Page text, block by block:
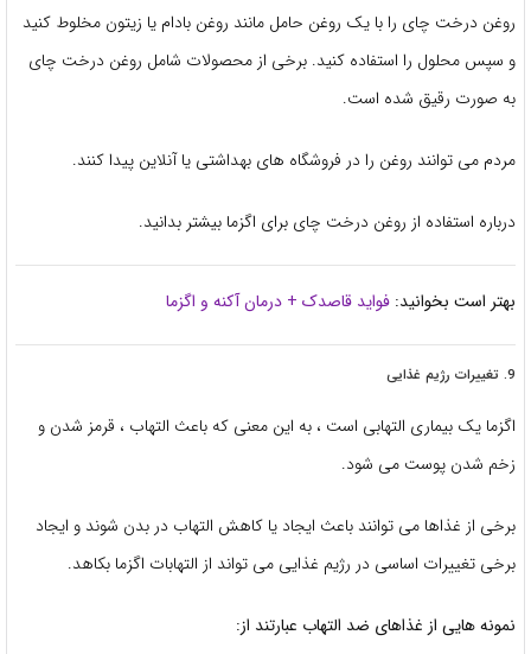
روغن درخت چای را با یک روغن حامل مانند روغن بادام یا زیتون مخلوط کنید
و سپس محلول را استفاده کنید. برخی از محصولات شامل روغن درخت چای
به صورت رقیق شده است.
مردم می توانند روغن را در فروشگاه های بهداشتی یا آنلاین پیدا کنند.
درباره استفاده از روغن درخت چای برای اگزما بیشتر بدانید.
بهتر است بخوانید: فواید قاصدک + درمان آکنه و اگزما
9. تغییرات رژیم غذایی
اگزما یک بیماری التهابی است ، به این معنی که باعث التهاب ، قرمز شدن و
زخم شدن پوست می شود.
برخی از غذاها می توانند باعث ایجاد یا کاهش التهاب در بدن شوند و ایجاد
برخی تغییرات اساسی در رژیم غذایی می تواند از التهابات اگزما بکاهد.
نمونه هایی از غذاهای ضد التهاب عبارتند از: